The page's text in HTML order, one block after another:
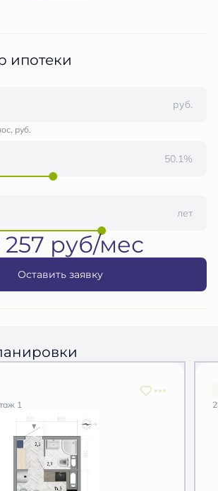
ипотеки
руб.
руб.
50.1%
лет
257 руб/мес
Оставить заявку
1